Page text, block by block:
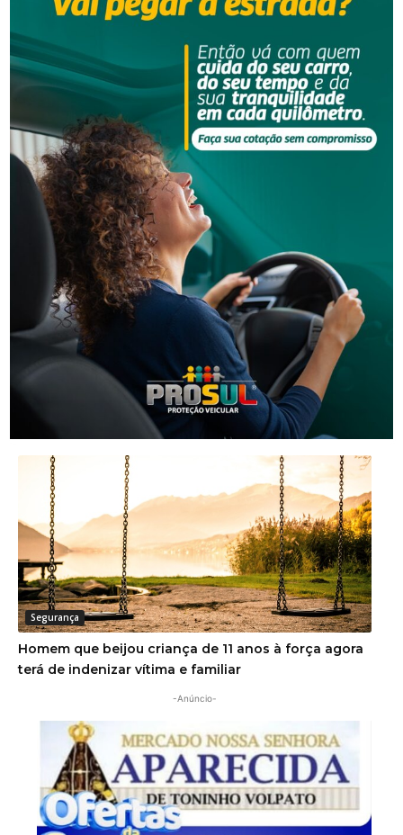
Segurança
Homem é preso por descumprir medida protetiva
em Urussanga
Golpe do falso advogado em Urussanga deixa vítima
com prejuízo de R$ 51 mil
Segurança
Homem que beijou criança de 11 anos à força agora
terá de indenizar vítima e familiar
-Anúncio-